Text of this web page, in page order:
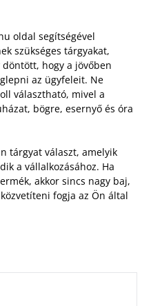
oldal segítségével
szükséges tárgyakat,
hogy a jövőben
az ügyfeleit. Ne
választható, mivel a
bögre, esernyő és óra
tárgyat választ, amelyik
a vállalkozásához. Ha
akkor sincs nagy baj,
fogja az Ön által